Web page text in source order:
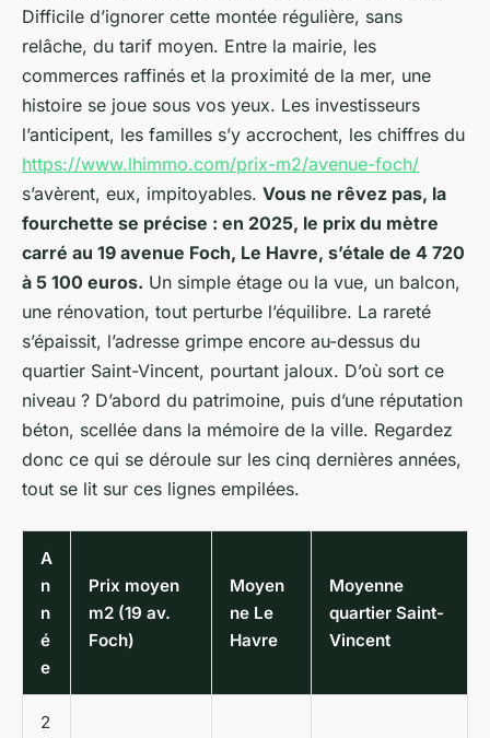
Difficile d’ignorer cette montée régulière, sans
relâche, du tarif moyen. Entre la mairie, les
commerces raffinés et la proximité de la mer, une
histoire se joue sous vos yeux. Les investisseurs
l’anticipent, les familles s’y accrochent, les chiffres du
https://www.lhimmo.com/prix-m2/avenue-foch/
s’avèrent, eux, impitoyables. Vous ne rêvez pas, la
fourchette se précise : en 2025, le prix du mètre
carré au 19 avenue Foch, Le Havre, s’étale de 4 720
à 5 100 euros. Un simple étage ou la vue, un balcon,
une rénovation, tout perturbe l’équilibre. La rareté
s’épaissit, l’adresse grimpe encore au-dessus du
quartier Saint-Vincent, pourtant jaloux. D’où sort ce
niveau ? D’abord du patrimoine, puis d’une réputation
béton, scellée dans la mémoire de la ville. Regardez
donc ce qui se déroule sur les cinq dernières années,
tout se lit sur ces lignes empilées.
A
n
n
é
e
Prix moyen
m2 (19 av.
Foch)
Moyen
ne Le
Havre
Moyenne
quartier Saint-
Vincent
2